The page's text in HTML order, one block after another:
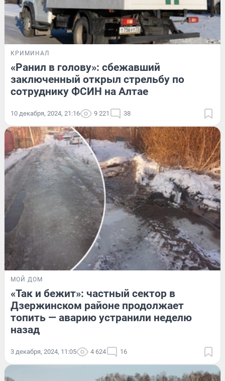
КРИМИНАЛ
«Ранил в голову»: сбежавший
заключенный открыл стрельбу по
сотруднику ФСИН на Алтае
10 декабря, 2024, 21:16 9 221 38
МОЙ ДОМ
«Так и бежит»: частный сектор в
Дзержинском районе продолжает
топить — аварию устранили неделю
назад
3 декабря, 2024, 11:05 4 624 16